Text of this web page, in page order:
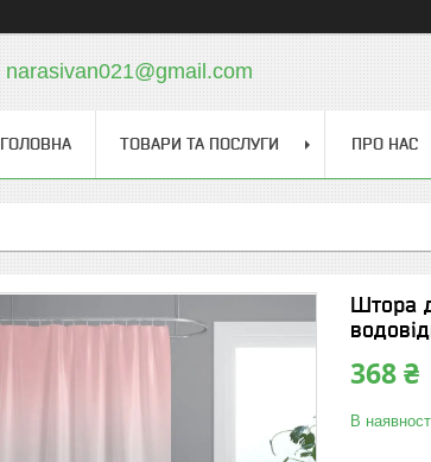
narasivan021@gmail.com
ГОЛОВНА ТОВАРИ ТА ПОСЛУГИ ПРО НАС
Штора
368 ₴
В